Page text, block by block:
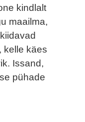
kindlalt
maailma,
kelle käes
Issand,
pühade